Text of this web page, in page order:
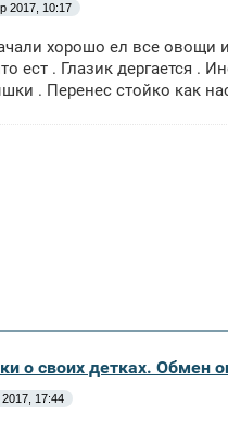
2017, 10:17
хорошо ел все овощи
ест . Глазик дергается .
. Перенес стойко как
о своих детках. Обмен
2017, 17:44